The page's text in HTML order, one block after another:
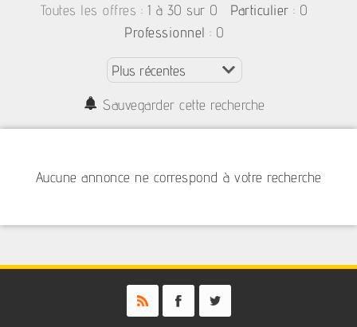
Toutes les offres : 1 à 30 sur 0 Particulier : 0
Professionnel : 0
Sauvegarder cette recherche
Aucune annonce ne correspond à votre recherche